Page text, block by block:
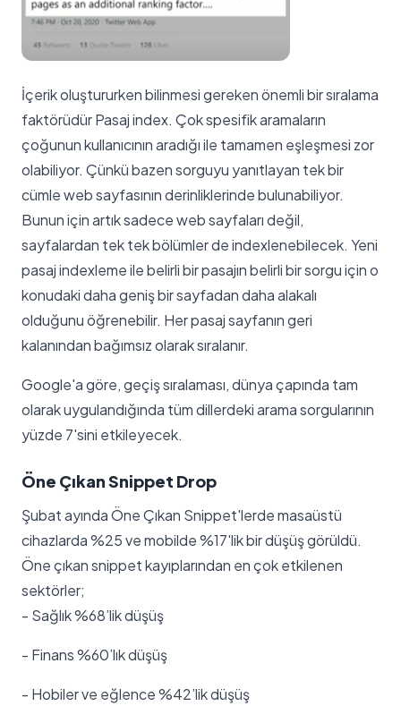
İçerik oluştururken bilinmesi gereken önemli bir sıralama
faktörüdür Pasaj index. Çok spesifik aramaların
çoğunun kullanıcının aradığı ile tamamen eşleşmesi zor
olabiliyor. Çünkü bazen sorguyu yanıtlayan tek bir
cümle web sayfasının derinliklerinde bulunabiliyor.
Bunun için artık sadece web sayfaları değil,
sayfalardan tek tek bölümler de indexlenebilecek. Yeni
pasaj indexleme ile belirli bir pasajın belirli bir sorgu için o
konudaki daha geniş bir sayfadan daha alakalı
olduğunu öğrenebilir. Her pasaj sayfanın geri
kalanından bağımsız olarak sıralanır.
Google'a göre, geçiş sıralaması, dünya çapında tam
olarak uygulandığında tüm dillerdeki arama sorgularının
yüzde 7'sini etkileyecek.
Öne Çıkan Snippet Drop
Şubat ayında Öne Çıkan Snippet'lerde masaüstü
cihazlarda %25 ve mobilde %17'lik bir düşüş görüldü.
Öne çıkan snippet kayıplarından en çok etkilenen
sektörler;
- Sağlık %68’lik düşüş
- Finans %60’lık düşüş
- Hobiler ve eğlence %42’lik düşüş